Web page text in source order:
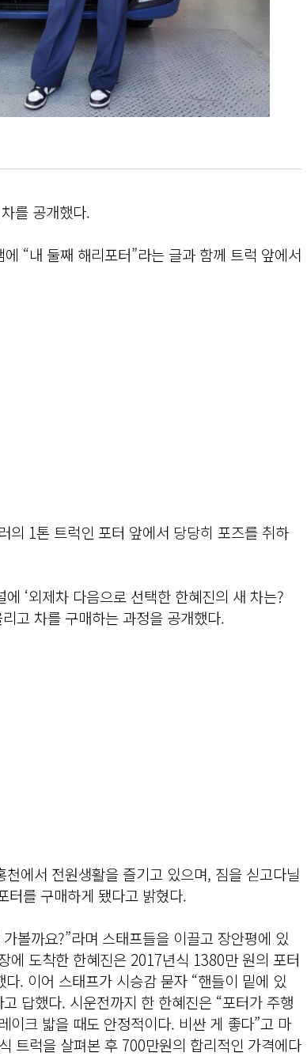
를 공개했다.
“내 둘째 해리포터”라는 글과 함께 트럭 앞에서
의 1톤 트럭인 포터 앞에서 당당히 포즈를 취하
‘외제차 다음으로 선택한 한혜진의 새 차는?
고 차를 구매하는 과정을 공개했다.
에서 전원생활을 즐기고 있으며, 짐을 싣고다닐
터를 구매하게 됐다고 밝혔다.
볼까요?”라며 스태프들을 이끌고 장안평에 있
에 도착한 한혜진은 2017년식 1380만 원의 포터
. 이어 스태프가 시승감 묻자 “핸들이 밑에 있
답했다. 시운전까지 한 한혜진은 “포터가 주행
이크 밟을 때도 안정적이다. 비싼 게 좋다”고 마
트럭을 살펴본 후 700만원의 합리적인 가격에다